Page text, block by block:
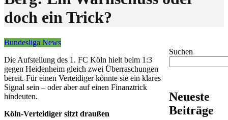
doch ein Trick?
Bundesliga News
Die Aufstellung des 1. FC Köln hielt beim 1:3
gegen Heidenheim gleich zwei Überraschungen
bereit. Für einen Verteidiger könnte sie ein klares
Signal sein – oder aber auf einen Finanztrick
hindeuten.
Köln-Verteidiger sitzt draußen
Suchen
Neueste
Beiträge